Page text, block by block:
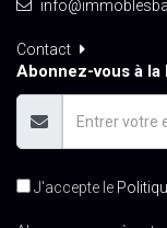
Contact
Abonnez-vous à la
J'accepte le